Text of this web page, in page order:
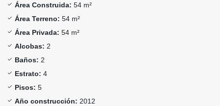
Área Construida: 54 m²
Área Terreno: 54 m²
Área Privada: 54 m²
Alcobas: 2
Baños: 2
Estrato: 4
Pisos: 5
Año construcción: 2012